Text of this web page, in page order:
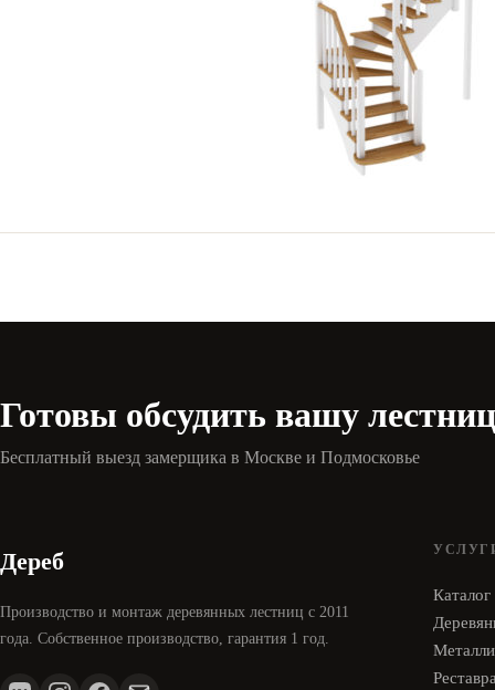
Готовы обсудить вашу
Бесплатный выезд замерщика в Москве и Подмосковье
Дереб
Производство и монтаж деревянных лестниц с 2011
года. Собственное производство, гарантия 1 год.
Каталог